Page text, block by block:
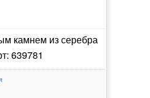
камнем из серебра
639781